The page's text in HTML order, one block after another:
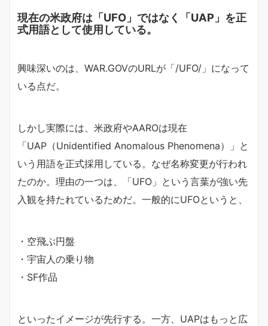
現在の米政府は「UFO」ではなく「UAP」を正
式用語として使用している。
興味深いのは、WAR.GOVのURLが「/UFO/」になって
いる点だ。
しかし実際には、米政府やAAROは現在
「UAP（Unidentified Anomalous Phenomena）」と
いう用語を正式採用している。なぜ名称変更が行われ
たのか。理由の一つは、「UFO」という言葉が強い先
入観を持たれているためだ。一般的にUFOというと、
・空飛ぶ円盤
・宇宙人の乗り物
・SF作品
といったイメージが先行する。一方、UAPはもっと広